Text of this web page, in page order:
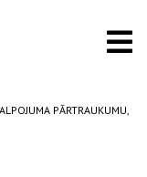
PĀRTRAUKUMU,